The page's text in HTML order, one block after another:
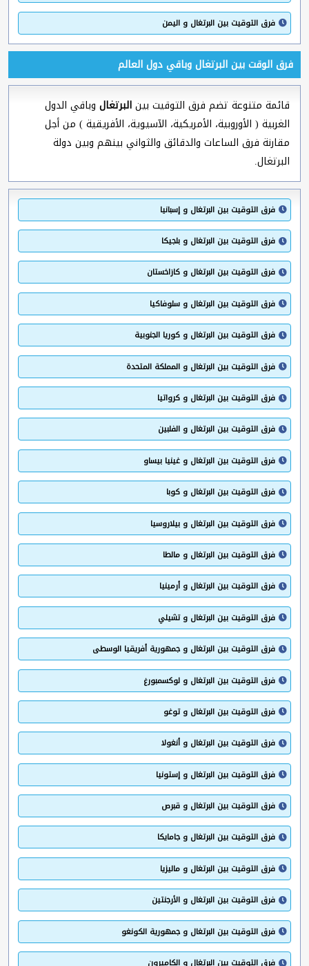
فرق التوقيت بين البرتغال و اليمن
فرق الوقت بين البرتغال وباقي دول العالم
قائمة متنوعة تضم فرق التوقيت بينالبرتغال وباقي الدول
الغربية ( الأوروبية، الأمريكية، الآسيوية، الأفريقية ) من أجل
مقارنة فرق الساعات والدقائق والثواني بينهم وبين دولة
البرتغال.
فرق التوقيت بين البرتغال و إسبانيا
فرق التوقيت بين البرتغال و بلجيكا
فرق التوقيت بين البرتغال و كازاخستان
فرق التوقيت بين البرتغال و سلوفاكيا
فرق التوقيت بين البرتغال و كوريا الجنوبية
فرق التوقيت بين البرتغال و المملكة المتحدة
فرق التوقيت بين البرتغال و كرواتيا
فرق التوقيت بين البرتغال و الفلبين
فرق التوقيت بين البرتغال و غينيا بيساو
فرق التوقيت بين البرتغال و كوبا
فرق التوقيت بين البرتغال و بيلاروسيا
فرق التوقيت بين البرتغال و مالطا
فرق التوقيت بين البرتغال و أرمينيا
فرق التوقيت بين البرتغال و تشيلي
فرق التوقيت بين البرتغال و جمهورية أفريقيا الوسطى
فرق التوقيت بين البرتغال و لوكسمبورغ
فرق التوقيت بين البرتغال و توغو
فرق التوقيت بين البرتغال و أنغولا
فرق التوقيت بين البرتغال و إستونيا
فرق التوقيت بين البرتغال و قبرص
فرق التوقيت بين البرتغال و جامايكا
فرق التوقيت بين البرتغال و ماليزيا
فرق التوقيت بين البرتغال و الأرجنتين
فرق التوقيت بين البرتغال و جمهورية الكونغو
فرق التوقيت بين البرتغال و الكاميرون